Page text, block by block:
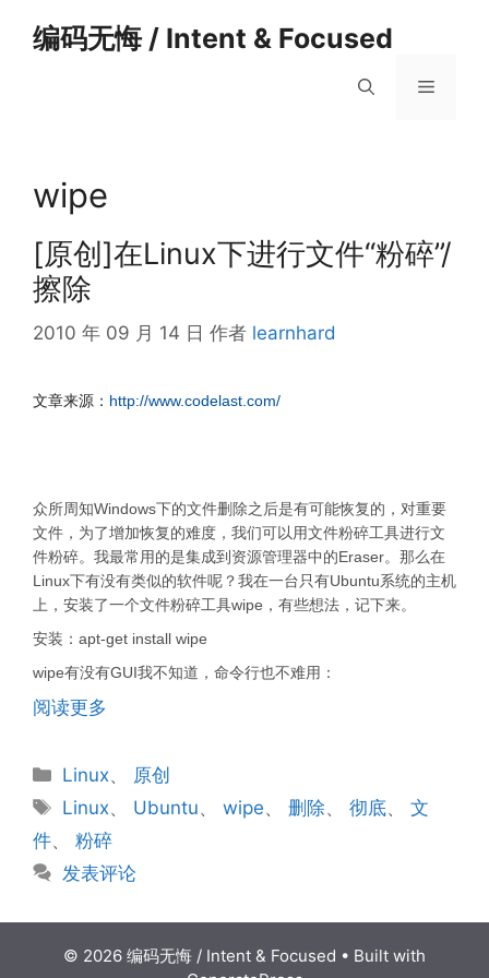
编码无悔 / Intent & Focused
菜
wipe
[原创]在Linux下进行文件“粉碎”/
擦除
2010 年 09 月 14 日 作者 learnhard
文章来源： http://www.codelast.com/
众所周知Windows下的文件删除之后是有可能恢复的，对重要
文件，为了增加恢复的难度，我们可以用文件粉碎工具进行文
件粉碎。我最常用的是集成到资源管理器中的Eraser。那么在
Linux下有没有类似的软件呢？我在一台只有Ubuntu系统的主机
上，安装了一个文件粉碎工具wipe，有些想法，记下来。
安装：apt-get install wipe
wipe有没有GUI我不知道，命令行也不难用：
阅读更多
分
类
Linux、 原创
标
签
Linux、 Ubuntu、wipe、删除、彻底、文
件、 粉碎
发表评论
© 2026 编码无悔 / Intent & Focused • Built with